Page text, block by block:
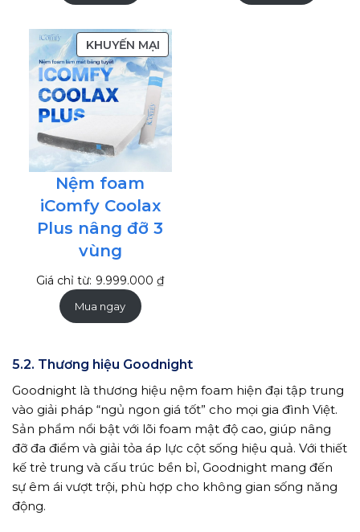
KHUYẾN MẠISẢN
PHẨM
ĐANG
GIẢM
GIÁ
Nệm foam
iComfy Coolax
Plus nâng đỡ 3
vùng
Giá chỉ từ: 9.999.000₫
Mua ngay
5.2. Thương hiệu Goodnight
Goodnight là thương hiệu nệm foam hiện đại tập trung
vào giải pháp “ngủ ngon giá tốt” cho mọi gia đình Việt.
Sản phẩm nổi bật với lõi foam mật độ cao, giúp nâng
đỡ đa điểm và giải tỏa áp lực cột sống hiệu quả. Với thiết
kế trẻ trung và cấu trúc bền bỉ, Goodnight mang đến
sự êm ái vượt trội, phù hợp cho không gian sống năng
động.